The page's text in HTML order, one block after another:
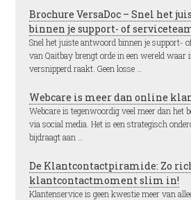
Brochure VersaDoc – Snel het
binnen je support- of
Snel het juiste antwoord binnen je support-
van Qaitbay brengt orde in een wereld
versnipperd raakt. Geen losse …
Webcare is meer dan online
Webcare is tegenwoordig veel meer dan het
via social media. Het is een strategisch
bijdraagt aan …
De Klantcontactpiramide: Zo
klantcontactmoment slim in!
Klantenservice is geen kwestie meer van